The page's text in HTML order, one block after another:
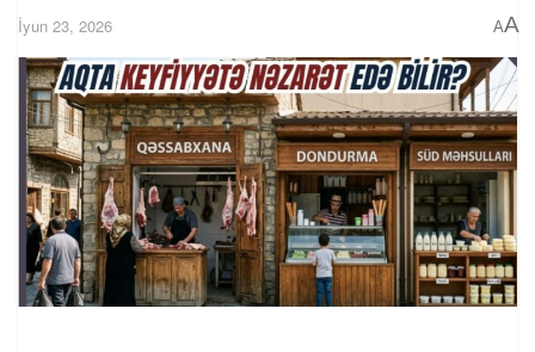
İyun 23, 2026 AA